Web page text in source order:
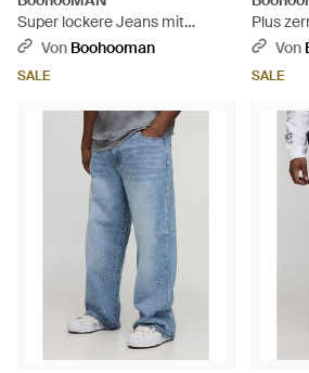
Super lockere Jeans mit
Stickerei - Grau
Von Boohooman
SALE
Plus
mitVon
SALE